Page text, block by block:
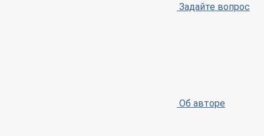
Задайте вопрос
Об авторе